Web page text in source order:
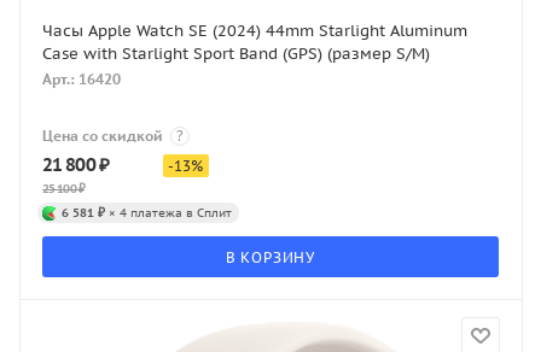
Часы Apple Watch SE (2024) 44mm Starlight Aluminum
Case with Starlight Sport Band (GPS) (размер S/M)
Арт.: 16420
Цена со скидкой ?
21 800₽
25 100₽
-13%
6 581 ₽ × 4 платежа в Сплит
В КОРЗИНУ